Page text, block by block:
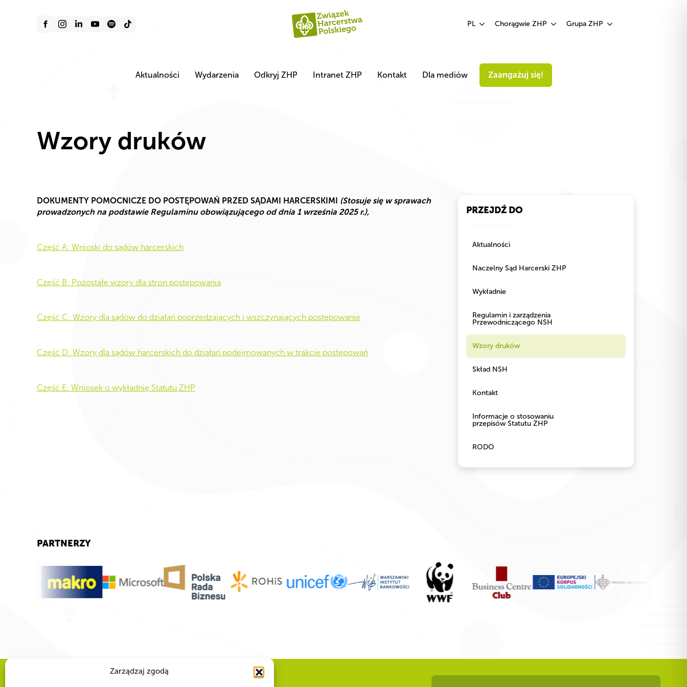
Zarządzaj zgodą
PL Chorągwie ZHP Grupa ZHP
Aktualności Wydarzenia Odkryj ZHP Intranet ZHP Kontakt Dla mediów Zaangażuj się!
Wzory druków
DOKUMENTY POMOCNICZE DO POSTĘPOWAŃ PRZED SĄDAMI HARCERSKIMI (Stosuje się w sprawach
prowadzonych na podstawie Regulaminu obowiązującego od dnia 1 września 2025 r.),
Część A: Wnioski do sądów harcerskich
Część B: Pozostałe wzory dla stron postępowania
Część C: Wzory dla sądów do działań poprzedzających i wszczynających postępowanie
Część D: Wzory dla sądów harcerskich do działań podejmowanych w trakcie postępowań
Część E: Wniosek o wykładnię Statutu ZHP
PRZEJDŹ DO
Aktualności
Naczelny Sąd Harcerski ZHP
Wykładnie
Regulamin i zarządzenia
Przewodniczącego NSH
Wzory druków
Skład NSH
Kontakt
Informacje o stosowaniu
przepisów Statutu ZHP
RODO
PARTNERZY